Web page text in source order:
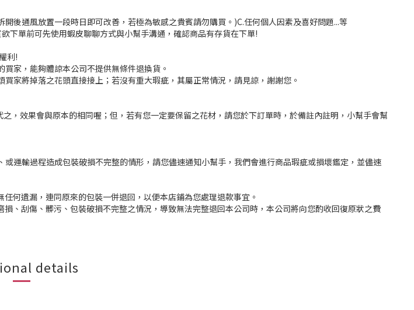
後通風放置一段時日即可改善，若極為敏感之貴賓請勿購買。)C.任何個人因素及喜好問題...等
下單前可先使用蝦皮聊聊方式與小幫手溝通，確認商品有存貨在下單!
利!
家，能夠體諒本公司不提供無條件退換貨。
家將掉落之花頭直接接上；若沒有重大瑕疵，其屬正常情況，請見諒，謝謝您。
，效果會與原本的相同喔；但，若有您一定要保留之花材，請您於下訂單時，於備註內註明，小幫手會幫
運輸過程造成包裝破損不完整的情形，請您儘速通知小幫手，我們會進行商品瑕疵或損壞鑑定，並儘速
何遺漏，連同原來的包裝一併退回，以便本店鋪為您處理退款事宜。
、刮傷、髒污、包裝破損不完整之情況，導致無法完整退回本公司時，本公司將向您酌收回復原狀之費
details